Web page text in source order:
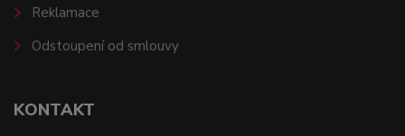
KONTAKT
Reklamace
Odstoupení od smlouvy